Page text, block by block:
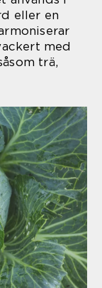
eller en
med
trä,